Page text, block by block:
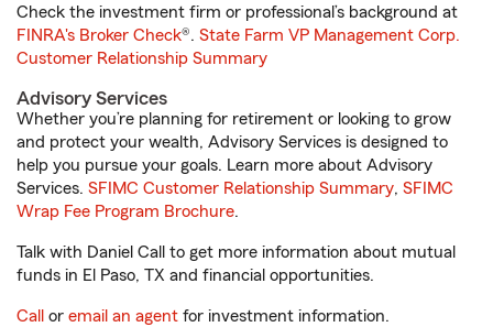
Check the investment firm or professional’s background at
FINRA's Broker Check®. State Farm VP Management Corp.
Customer Relationship Summary
Advisory Services
Whether you’re planning for retirement or looking to grow
and protect your wealth, Advisory Services is designed to
help you pursue your goals. Learn more about Advisory
Services. SFIMC Customer Relationship Summary, SFIMC
Wrap Fee Program Brochure.
Talk with Daniel Call to get more information about mutual
funds in El Paso, TX and financial opportunities.
Call or email an agent for investment information.